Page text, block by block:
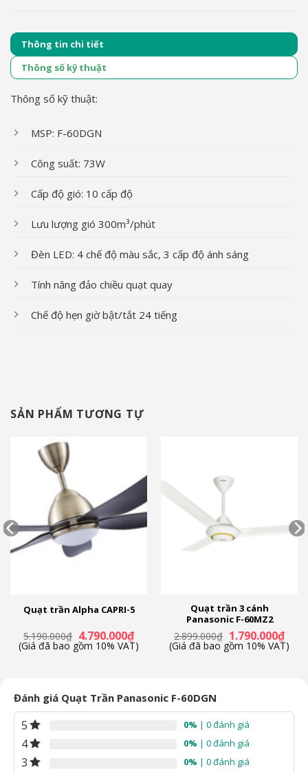
Thông tin chi tiết
Thông số kỹ thuật
Thông số kỹ thuật:
MSP: F-60DGN
Công suất: 73W
Cấp độ gió: 10 cấp độ
Lưu lượng gió 300m³/phút
Đèn LED: 4 chế độ màu sắc, 3 cấp độ ánh sáng
Tính năng đảo chiều quạt quay
Chế độ hẹn giờ bật/tắt 24 tiếng
SẢN PHẨM TƯƠNG TỰ
Quạt trần Alpha CAPRI-5
5.190.000₫ Giá
gốc
là:
4.790.000₫Giá
hiện
tại
(Giá đã bao gồm 10% VAT)
Quạt trần 3 cánh
Panasonic F-60MZ2
2.899.000₫ Giá
gốc
là:
1.790.000₫Giá
hiện
tại
(Giá đã bao gồm 10% VAT)
Đánh giá Quạt Trần Panasonic F-60DGN
5 0% | 0 đánh giá
4 0% | 0 đánh giá
3 0% | 0 đánh giá